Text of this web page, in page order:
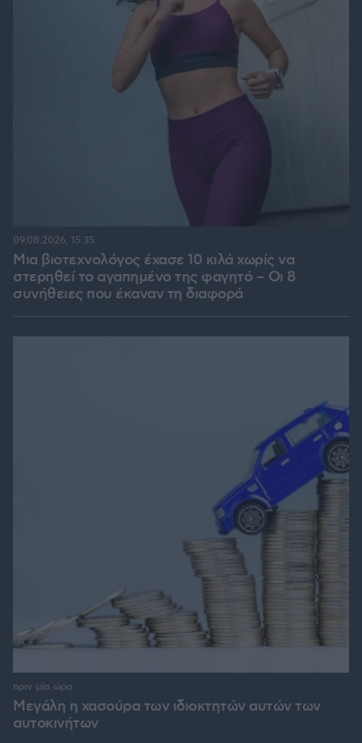
Μια βιοτεχνολόγος έχασε 10 κιλά χωρίς να
στερηθεί το αγαπημένο της φαγητό – Οι 8
συνήθειες που έκαναν τη διαφορά
09.08.2026, 15:35
Μεγάλη η χασούρα των ιδιοκτητών αυτών των
αυτοκινήτων
πριν μία ώρα